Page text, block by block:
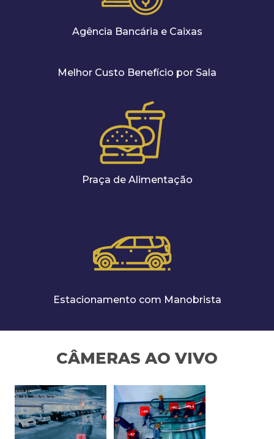
Agência Bancária e Caixas
Melhor Custo Benefício por Sala
Praça de Alimentação
Estacionamento com Manobrista
CÂMERAS AO VIVO